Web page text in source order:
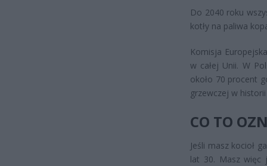
Do 2040 roku
kotły na paliwa
Komisja
w całej Unii. W
około 70 procent
grzewczej w
CO TO
Jeśli masz kocioł
lat 30. Masz więc